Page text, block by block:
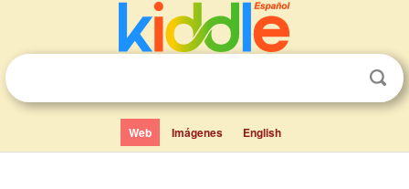
Web Imágenes English